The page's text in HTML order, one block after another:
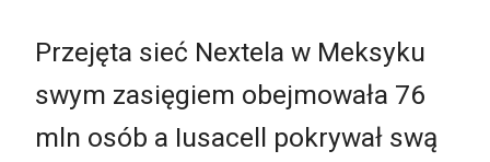
Przejęta sieć Nextela w Meksyku
swym zasięgiem obejmowała 76
mln osób a Iusacell pokrywał swą